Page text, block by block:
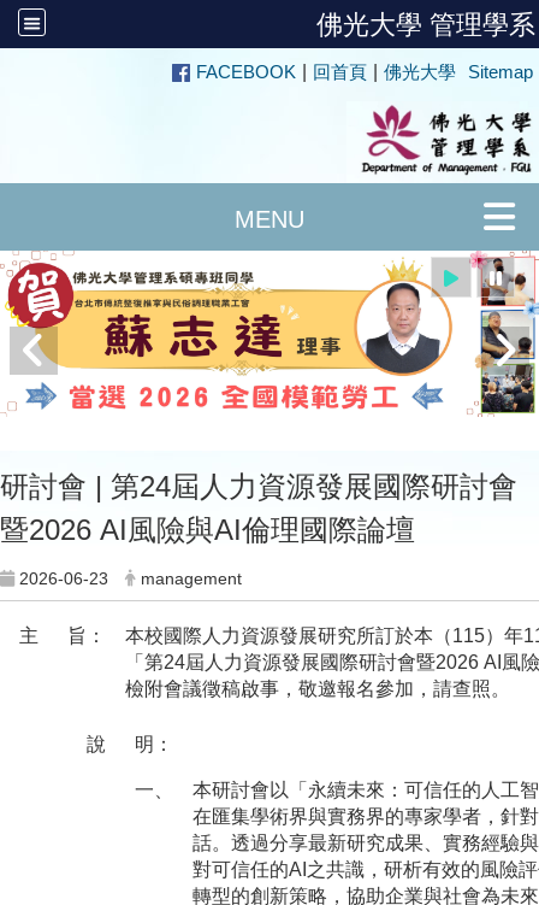
佛光大學 管理學系
:::
FACEBOOK 回首頁 佛光大學 Sitemap
研討會 | 第24屆人力資源發展國際研討會
暨2026 AI風險與AI倫理國際論壇
2026-06-23 management
主 旨：
本校國際人力資源發展研究所訂於本（115）年
「第24屆人力資源發展國際研討會暨2026 AI風
檢附會議徵稿啟事，敬邀報名參加，請查照。
說 明：
一、
本研討會以「永續未來：可信任的人工
在匯集學術界與實務界的專家學者，針
話。透過分享最新研究成果、實務經驗
對可信任的AI之共識，研析有效的風險
轉型的創新策略，協助企業與社會為未